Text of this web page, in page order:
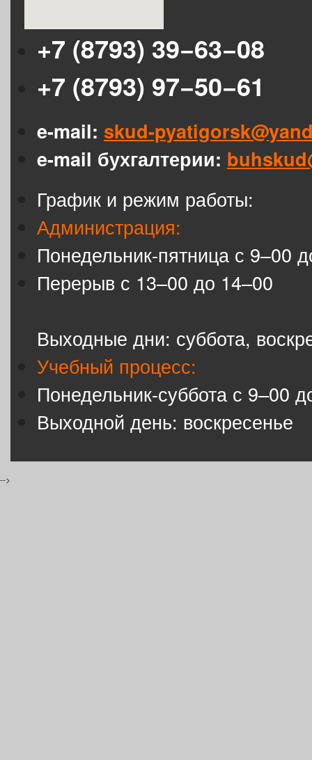
+7 (8793) 39−63−08
+7 (8793) 97−50−61
e-mail: skud-
e-mail бухгалтерии:
График и режим работы:
Администрация:
Понедельник-пятница с 9–00
Перерыв с 13–00 до 14–00
Выходные дни: суббота,
Учебный процесс:
Понедельник-суббота с 9–00
Выходной день: воскресенье
-->